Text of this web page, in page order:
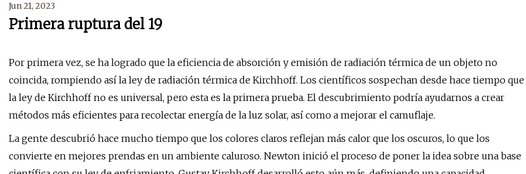
Jun 21, 2023
Primera ruptura del 19
Por primera vez, se ha logrado que la eficiencia de absorción y emisión de radiación térmica de un objeto no
coincida, rompiendo así la ley de radiación térmica de Kirchhoff. Los científicos sospechan desde hace tiempo que
la ley de Kirchhoff no es universal, pero esta es la primera prueba. El descubrimiento podría ayudarnos a crear
métodos más eficientes para recolectar energía de la luz solar, así como a mejorar el camuflaje.
La gente descubrió hace mucho tiempo que los colores claros reflejan más calor que los oscuros, lo que los
convierte en mejores prendas en un ambiente caluroso. Newton inició el proceso de poner la idea sobre una base